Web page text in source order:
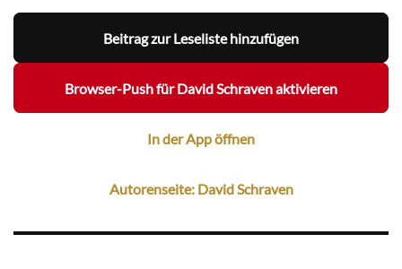
Beitrag zur Leseliste hinzufügen
Browser-Push für David Schraven aktivieren
In der App öffnen
Autorenseite: David Schraven